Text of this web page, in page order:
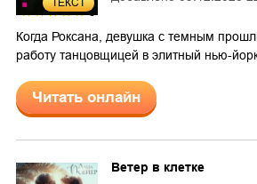
ТЕКСТ
5
Когда Роксана, девушка с темным
работу танцовщицей в элитный нью-
Читать онлайн
Ветер в клетке